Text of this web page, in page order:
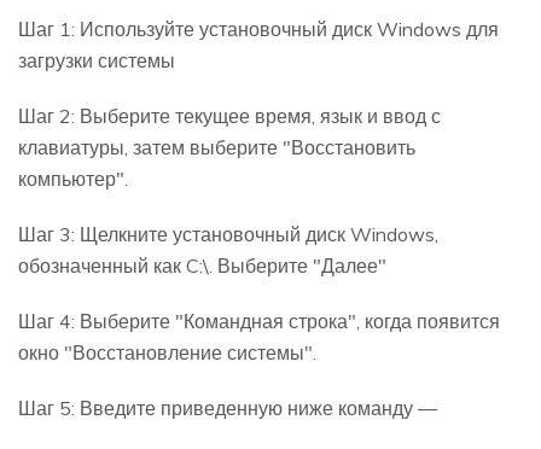
Шаг 1: Используйте установочный диск Windows для
загрузки системы
Шаг 2: Выберите текущее время, язык и ввод с
клавиатуры, затем выберите "Восстановить
компьютер".
Шаг 3: Щелкните установочный диск Windows,
обозначенный как C:\. Выберите "Далее"
Шаг 4: Выберите "Командная строка", когда появится
окно "Восстановление системы".
Шаг 5: Введите приведенную ниже команду —